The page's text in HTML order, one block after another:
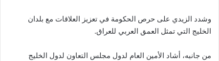
وشدد الزيدي على حرص الحكومة في تعزيز العلاقات مع بلدان
الخليج التي تمثل العمق العربي للعراق.
من جانبه، أشاد الأمين العام لدول مجلس التعاون لدول الخليج